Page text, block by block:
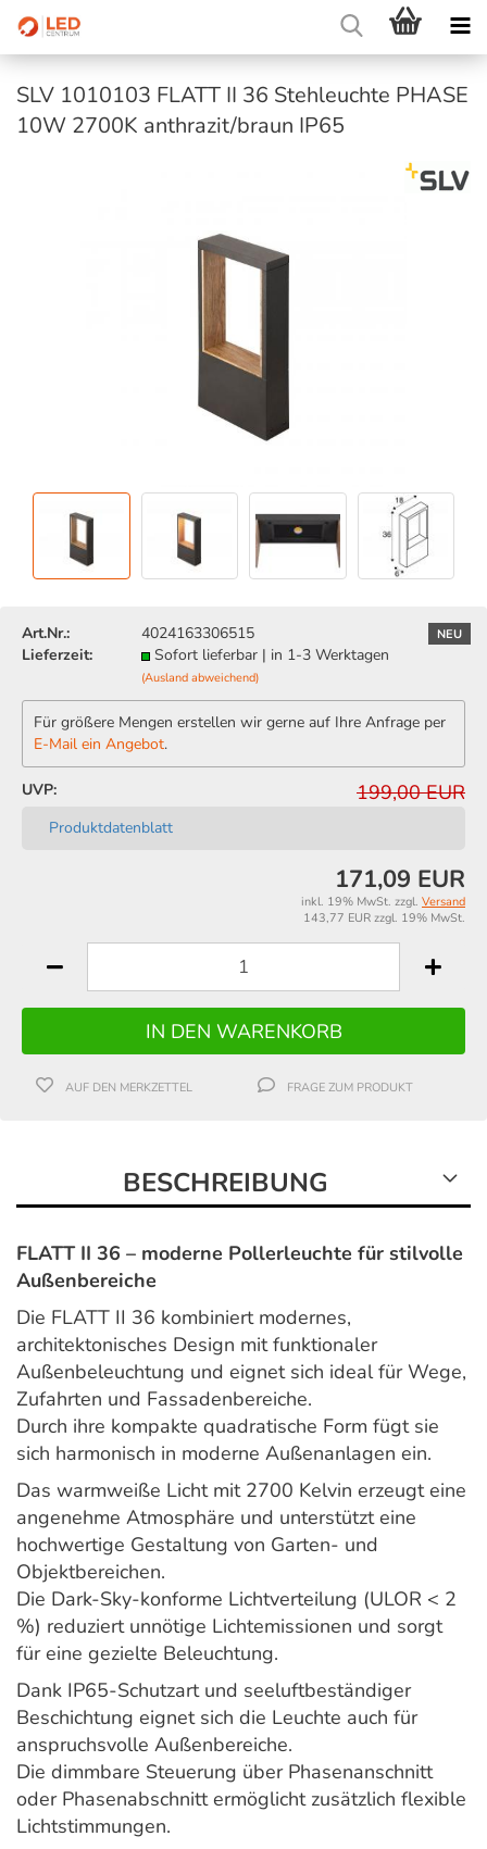
SLV 1010103 FLATT II 36 Stehleuchte PHASE
10W 2700K anthrazit/braun IP65
NEU
Art.Nr.:
4024163306515
Lieferzeit:
Sofort lieferbar | in 1-3 Werktagen
(Ausland abweichend)
Für größere Mengen erstellen wir gerne auf Ihre Anfrage per
E-Mail ein Angebot.
UVP: 199,00 EUR
Produktdatenblatt
171,09 EUR
inkl. 19% MwSt. zzgl. Versand
143,77 EUR zzgl. 19% MwSt.
AUF DEN MERKZETTEL FRAGE ZUM PRODUKT
BESCHREIBUNG
FLATT II 36 – moderne Pollerleuchte für stilvolle
Außenbereiche
Die FLATT II 36 kombiniert modernes,
architektonisches Design mit funktionaler
Außenbeleuchtung und eignet sich ideal für Wege,
Zufahrten und Fassadenbereiche.
Durch ihre kompakte quadratische Form fügt sie
sich harmonisch in moderne Außenanlagen ein.
Das warmweiße Licht mit 2700 Kelvin erzeugt eine
angenehme Atmosphäre und unterstützt eine
hochwertige Gestaltung von Garten- und
Objektbereichen.
Die Dark-Sky-konforme Lichtverteilung (ULOR < 2
%) reduziert unnötige Lichtemissionen und sorgt
für eine gezielte Beleuchtung.
Dank IP65-Schutzart und seeluftbeständiger
Beschichtung eignet sich die Leuchte auch für
anspruchsvolle Außenbereiche.
Die dimmbare Steuerung über Phasenanschnitt
oder Phasenabschnitt ermöglicht zusätzlich flexible
Lichtstimmungen.